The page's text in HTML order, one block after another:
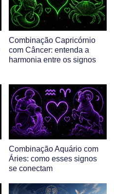
Combinação Capricórnio
com Câncer: entenda a
harmonia entre os signos
Combinação Aquário com
Áries: como esses signos
se conectam